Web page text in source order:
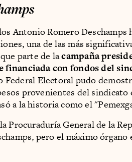
Antonio Romero Deschamps
una de las más
parte de lacampaña
financiada con fondos del
Electoral pudo
provenientes del sindicato
a la historia como el
Procuraduría General de la
pero el máximo órgano